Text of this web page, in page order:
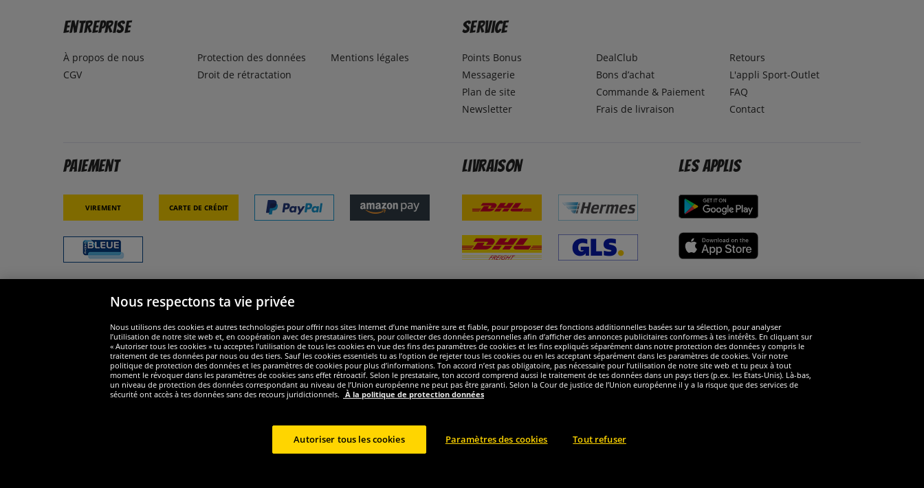
Entreprise
À propos de nous
CGV
Protection des données
Droit de rétractation
Mentions légales
Service
Points Bonus
Messagerie
Plan de site
Newsletter
DealClub
Bons d’achat
Commande & Paiement
Frais de livraison
Retours
L'appli Sport-Outlet
FAQ
Contact
Paiement
Virement Carte de crédit
Livraison Les applis
Widerruf
Nous respectons ta vie privée
Nous utilisons des cookies et autres technologies pour offrir nos sites Internet d’une manière sure et fiable, pour proposer des fonctions additionnelles basées sur ta sélection, pour analyser
l’utilisation de notre site web et, en coopération avec des prestataires tiers, pour collecter des données personnelles afin d’afficher des annonces publicitaires conformes à tes intérêts. En cliquant sur
« Autoriser tous les cookies » tu acceptes l’utilisation de tous les cookies en vue des fins des paramètres de cookies et les fins expliqués séparément dans notre protection des données y compris le
traitement de tes données par nous ou des tiers. Sauf les cookies essentiels tu as l’option de rejeter tous les cookies ou en les acceptant séparément dans les paramètres de cookies. Voir notre
politique de protection des données et les paramètres de cookies pour plus d’informations. Ton accord n’est pas obligatoire, pas nécessaire pour l’utilisation de notre site web et tu peux à tout
moment le révoquer dans les paramètres de cookies sans effet rétroactif. Selon le prestataire, ton accord comprend aussi le traitement de tes données dans un pays tiers (p.ex. les Etats-Unis). Là-bas,
un niveau de protection des données correspondant au niveau de l’Union européenne ne peut pas être garanti. Selon la Cour de justice de l’Union européenne il y a la risque que des services de
sécurité ont accès à tes données sans des recours juridictionnels. À la politique de protection données
Paramètres des cookies Tout refuser
Autoriser tous les cookies